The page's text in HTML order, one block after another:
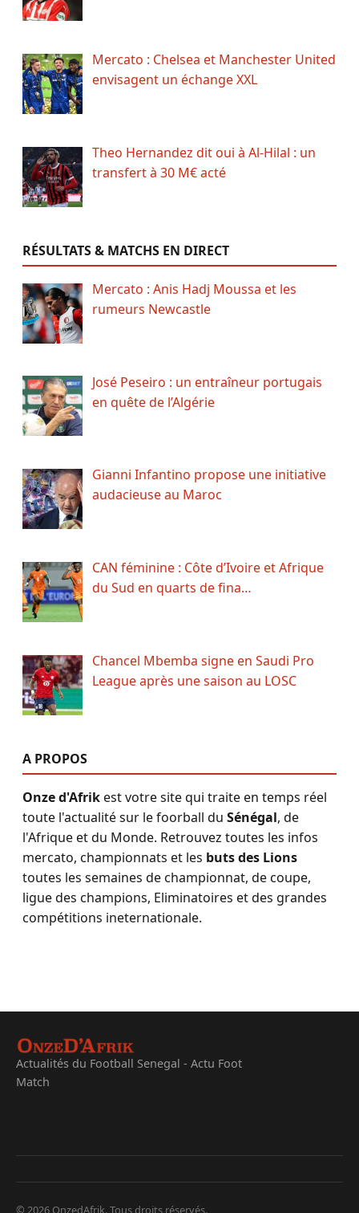
Mercato : Chelsea et Manchester United
envisagent un échange XXL
Theo Hernandez dit oui à Al-Hilal : un
transfert à 30 M€ acté
RÉSULTATS & MATCHS EN DIRECT
Mercato : Anis Hadj Moussa et les
rumeurs Newcastle
José Peseiro : un entraîneur portugais
en quête de l’Algérie
Gianni Infantino propose une initiative
audacieuse au Maroc
CAN féminine : Côte d’Ivoire et Afrique
du Sud en quarts de fina…
Chancel Mbemba signe en Saudi Pro
League après une saison au LOSC
A PROPOS
Onze d'Afrikest votre site qui traite en temps réel
toute l'actualité sur le foorball du Sénégal, de
l'Afrique et du Monde. Retrouvez toutes les infos
mercato, championnats et les buts des Lions
toutes les semaines de championnat, de coupe,
ligue des champions, Eliminatoires et des grandes
compétitions ineternationale.
Actualités du Football Senegal - Actu Foot
Match
© 2026 OnzedAfrik. Tous droits réservés.